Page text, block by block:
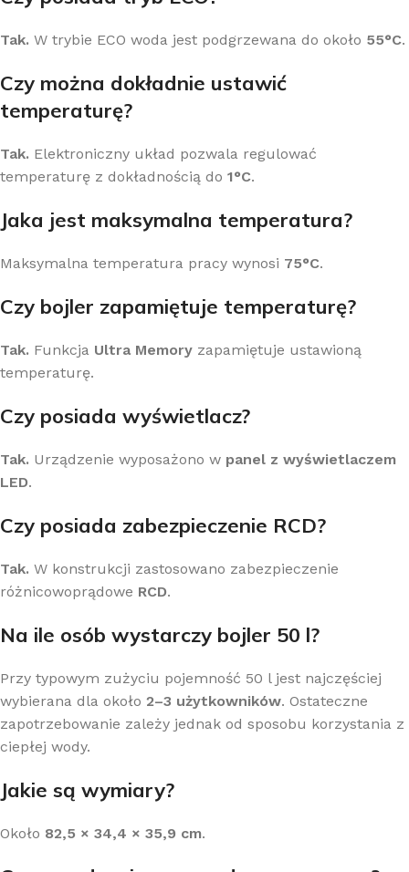
Tak. W trybie ECO woda jest podgrzewana do około 55°C.
Czy można dokładnie ustawić
temperaturę?
Tak. Elektroniczny układ pozwala regulować
temperaturę z dokładnością do 1°C.
Jaka jest maksymalna temperatura?
Maksymalna temperatura pracy wynosi 75°C.
Czy bojler zapamiętuje temperaturę?
Tak. Funkcja Ultra Memory zapamiętuje ustawioną
temperaturę.
Czy posiada wyświetlacz?
Tak. Urządzenie wyposażono w panel z wyświetlaczem
LED.
Czy posiada zabezpieczenie RCD?
Tak. W konstrukcji zastosowano zabezpieczenie
różnicowoprądowe RCD.
Na ile osób wystarczy bojler 50 l?
Przy typowym zużyciu pojemność 50 l jest najczęściej
wybierana dla około 2–3 użytkowników. Ostateczne
zapotrzebowanie zależy jednak od sposobu korzystania z
ciepłej wody.
Jakie są wymiary?
Około 82,5 × 34,4 × 35,9 cm.